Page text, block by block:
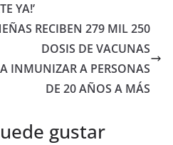
YA!’
RECIBEN 279 MIL 250
DOSIS DE VACUNAS
INMUNIZAR A PERSONAS
DE 20 AÑOS A MÁS
gustar